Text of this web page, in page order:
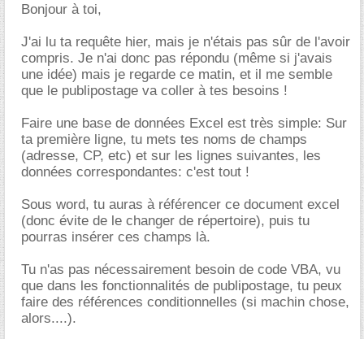
Bonjour à toi,
J'ai lu ta requête hier, mais je n'étais pas sûr de l'avoir
compris. Je n'ai donc pas répondu (même si j'avais
une idée) mais je regarde ce matin, et il me semble
que le publipostage va coller à tes besoins !
Faire une base de données Excel est très simple: Sur
ta première ligne, tu mets tes noms de champs
(adresse, CP, etc) et sur les lignes suivantes, les
données correspondantes: c'est tout !
Sous word, tu auras à référencer ce document excel
(donc évite de le changer de répertoire), puis tu
pourras insérer ces champs là.
Tu n'as pas nécessairement besoin de code VBA, vu
que dans les fonctionnalités de publipostage, tu peux
faire des références conditionnelles (si machin chose,
alors....).